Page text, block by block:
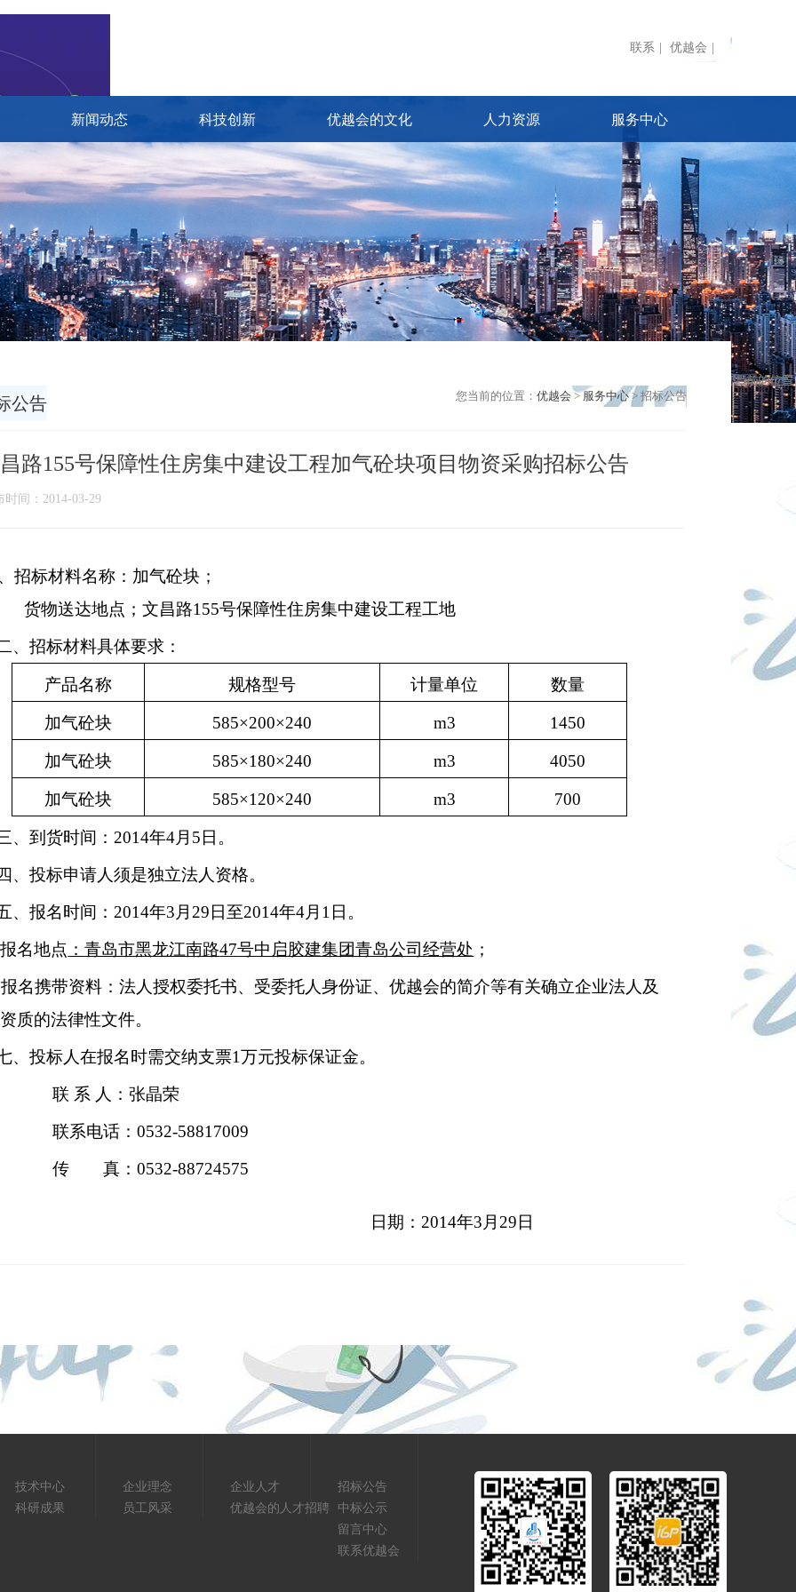
联系 优越会
新闻动态 科技创新 优越会的文化 人力资源 服务中心
公告 您当前的位置： 优越会 >服务中心> 招标公告
路155号保障性住房集中建设工程加气砼块项目物资采购招标公告
时间：2014-03-29
标材料名称：加气砼块；
货物送达地点；文昌路155号保障性住房集中建设工程工地
、招标材料具体要求：
产品名称 规格型号 计量单位 数量
加气砼块 585×200×240 m3 1450
加气砼块 585×180×240 m3 4050
加气砼块 585×120×240 m3 700
、到货时间： 2014年4月 5 日。
、投标申请人须是独立法人资格。
、报名时间： 2014年3 月 29 日至2014年4月 1 日。
报名地点 ：青岛市黑龙江南路47号中启胶建集团青岛公司经营处 ；
名携带资料：法人授权委托书、受委托人身份证、优越会的简介等有关确立企业法人及
资质的法律性文件。
、投标人在报名时需交纳支票1万元投标保证金。
联 系 人：张晶荣
联系电话： 0532-58817009
传 真： 0532-88724575
日期： 2014年3 月 29 日
技术中心
科研成果
企业理念
员工风采
企业人才
优越会的人才招聘
招标公告
中标公示
留言中心
联系优越会